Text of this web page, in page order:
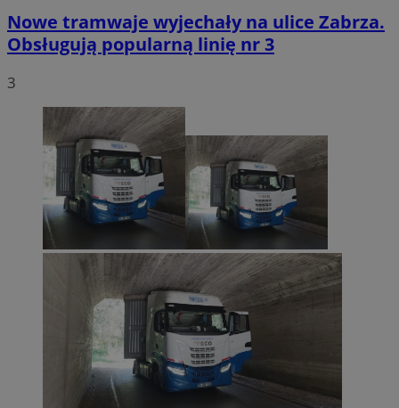
Nowe tramwaje wyjechały na ulice Zabrza.
Obsługują popularną linię nr 3
3